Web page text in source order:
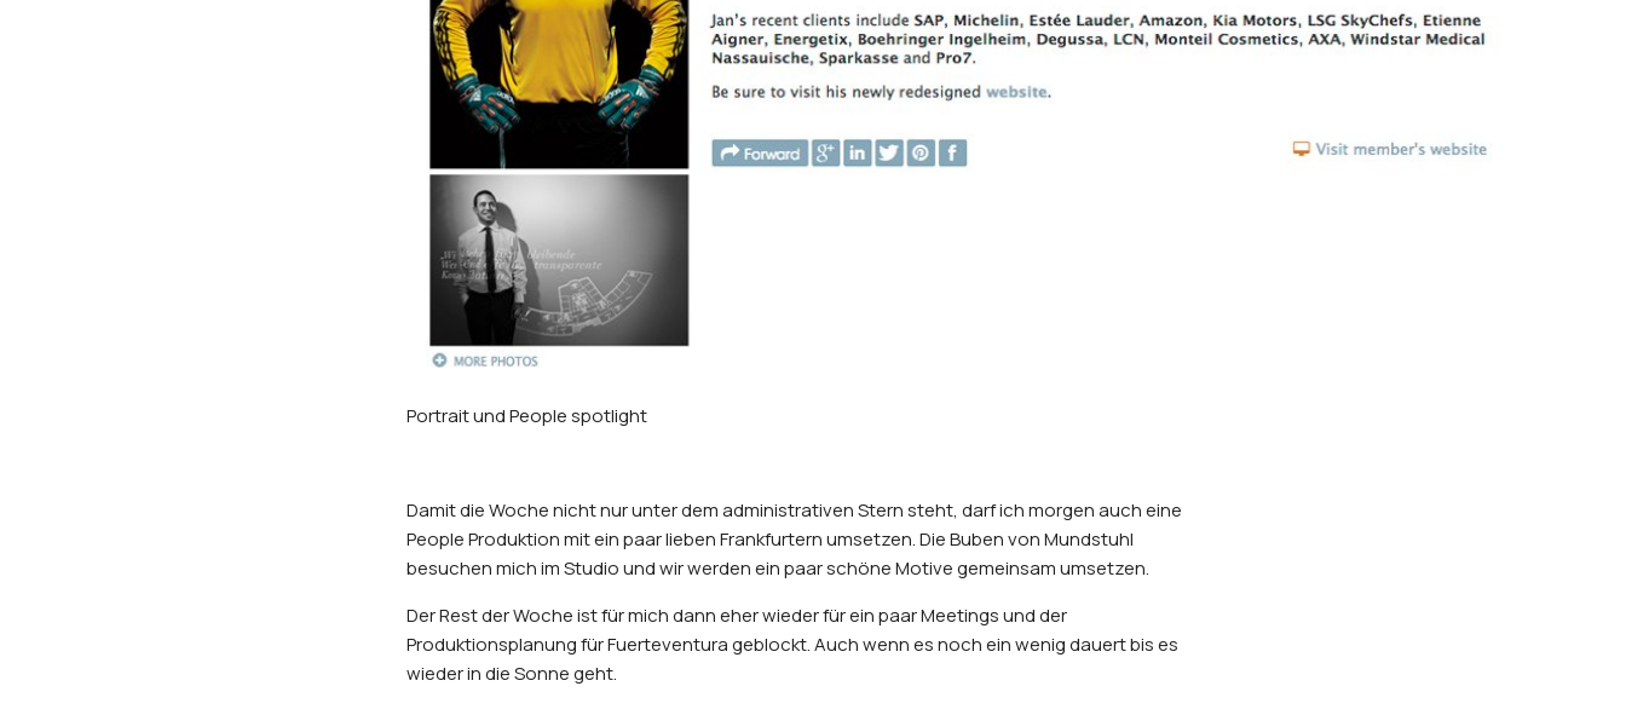
Portrait und People spotlight
Damit die Woche nicht nur unter dem administrativen Stern steht, darf ich morgen auch eine
People Produktion mit ein paar lieben Frankfurtern umsetzen. Die Buben von Mundstuhl
besuchen mich im Studio und wir werden ein paar schöne Motive gemeinsam umsetzen.
Der Rest der Woche ist für mich dann eher wieder für ein paar Meetings und der
Produktionsplanung für Fuerteventura geblockt. Auch wenn es noch ein wenig dauert bis es
wieder in die Sonne geht.